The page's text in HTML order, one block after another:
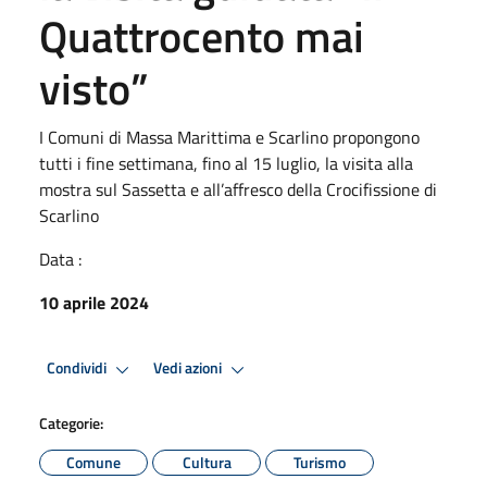
Quattrocento mai
visto”
I Comuni di Massa Marittima e Scarlino propongono
tutti i fine settimana, fino al 15 luglio, la visita alla
mostra sul Sassetta e all’affresco della Crocifissione di
Scarlino
Data :
10 aprile 2024
Condividi Vedi azioni
Categorie:
Comune
Cultura Turismo